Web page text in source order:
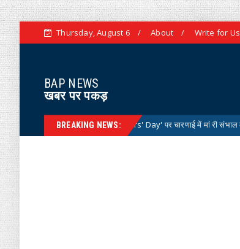
Thursday, August 6 About Write for Us
BAP NEWS
खबर पर पकड़
BREAKING NEWS:
डे 'National Doctors' Day' पर चारणाई में मां री संभाल कार्यक्रम आयोजित